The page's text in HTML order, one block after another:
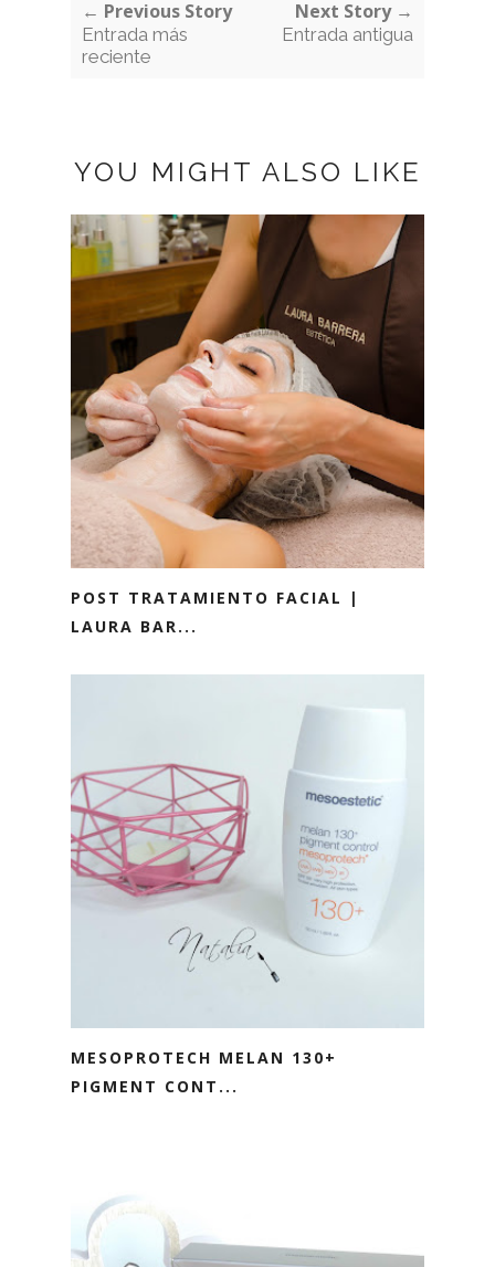
← Previous Story
Entrada más
reciente
Next Story →
Entrada antigua
YOU MIGHT ALSO LIKE
POST TRATAMIENTO FACIAL |
LAURA BAR...
MESOPROTECH MELAN 130+
PIGMENT CONT...